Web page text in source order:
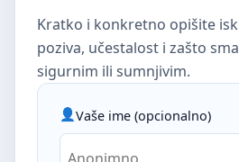
Kratko i konkretno opišite
poziva, učestalost i zašto
sigurnim ili sumnjivim.
Vaše ime (opcionalno)